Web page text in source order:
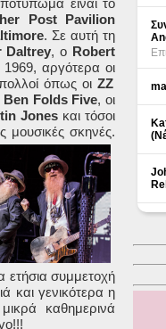
είναι το
Post Pavilion
. Σε αυτή τη
Daltrey, ο Robert
1969, αργότερα οι
όπως οι ZZ
Ben Folds Five, οι
Jones και τόσοι
μουσικές σκηνές.
ετήσια συμμετοχή
και γενικότερα η
καθημερινά
!!!